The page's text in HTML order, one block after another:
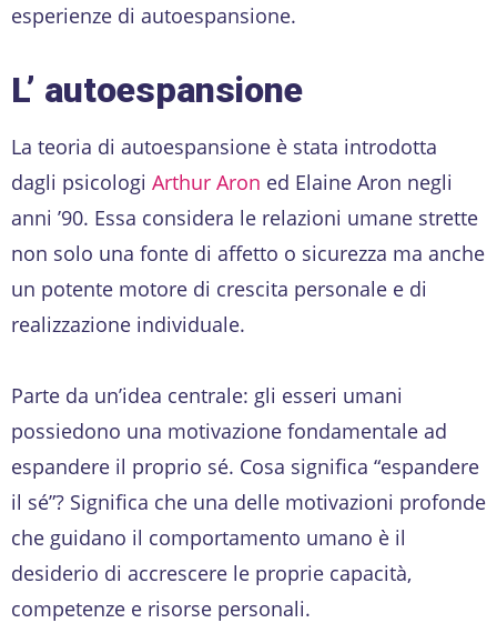
esperienze di autoespansione.
L’ autoespansione
La teoria di autoespansione è stata introdotta
dagli psicologi Arthur Aron ed Elaine Aron negli
anni ’90. Essa considera le relazioni umane strette
non solo una fonte di affetto o sicurezza ma anche
un potente motore di crescita personale e di
realizzazione individuale.
Parte da un’idea centrale: gli esseri umani
possiedono una motivazione fondamentale ad
espandere il proprio sé. Cosa significa “espandere
il sé”? Significa che una delle motivazioni profonde
che guidano il comportamento umano è il
desiderio di accrescere le proprie capacità,
competenze e risorse personali.